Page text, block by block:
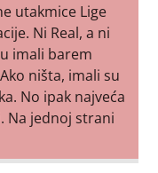
utakmice Lige
Ni Real, a ni
imali barem
ništa, imali su
No ipak najveća
Na jednoj strani